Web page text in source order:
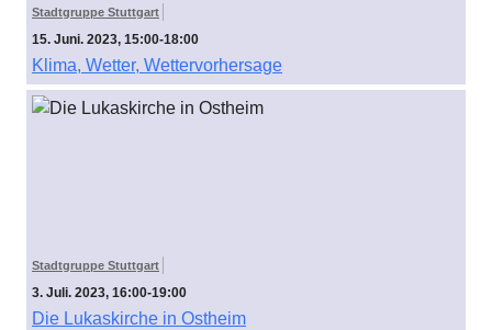
Stadtgruppe Stuttgart
15. Juni. 2023, 15:00-18:00
Klima, Wetter, Wettervorhersage
Stadtgruppe Stuttgart
3. Juli. 2023, 16:00-19:00
Die Lukaskirche in Ostheim